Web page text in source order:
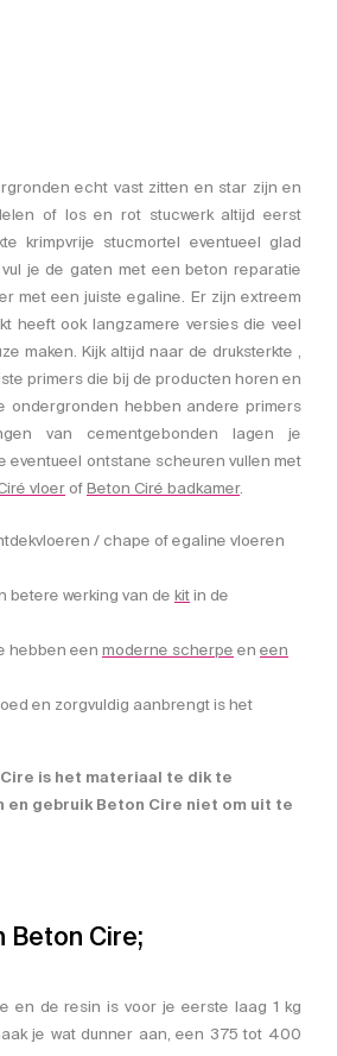
echt vast zitten en star zijn en
of los en rot stucwerk altijd eerst
krimpvrije stucmortel eventueel glad
je de gaten met een beton reparatie
met een juiste egaline. Er zijn extreem
heeft ook langzamere versies die veel
maken. Kijk altijd naar de druksterkte ,
primers die bij de producten horen en
ondergronden hebben andere primers
van cementgebonden lagen je
eventueel ontstane scheuren vullen met
vloerofBeton Ciré badkamer.
/ chape of egaline vloeren
betere werking van de kitin de
hebben een moderne scherpe en een
en zorgvuldig aanbrengt is het
is het materiaal te dik te
en gebruik Beton Cire niet om uit te
Beton Cire;
en de resin is voor je eerste laag 1 kg
je wat dunner aan, een 375 tot 400